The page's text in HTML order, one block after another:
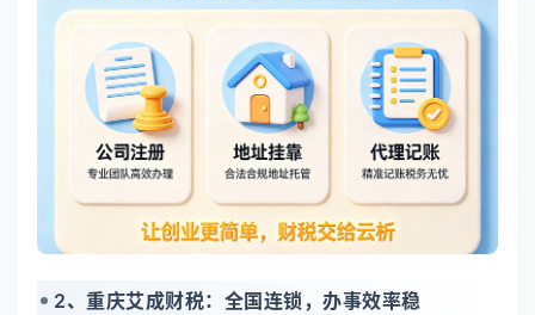
2、重庆艾成财税：全国连锁，办事效率稳